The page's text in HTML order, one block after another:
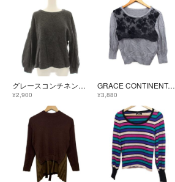
グレースコンチネンタル ニット 長袖 フリル バルーンスリーブ 36 グレー
¥2,900
GRACE CONTINENTAL レース付 ニット セーター 7分袖 グレー
¥3,880